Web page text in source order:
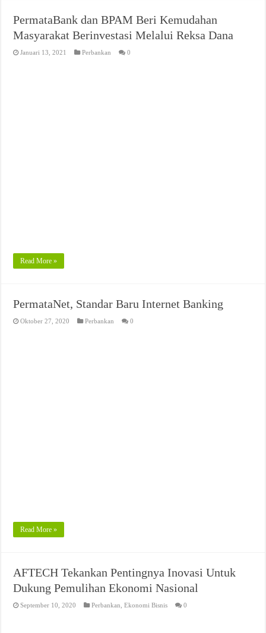
PermataBank dan BPAM Beri Kemudahan
Masyarakat Berinvestasi Melalui Reksa Dana
Januari 13, 2021 Perbankan 0
Read More »
PermataNet, Standar Baru Internet Banking
Oktober 27, 2020 Perbankan 0
Read More »
AFTECH Tekankan Pentingnya Inovasi Untuk
Dukung Pemulihan Ekonomi Nasional
September 10, 2020 Perbankan ,Ekonomi Bisnis 0